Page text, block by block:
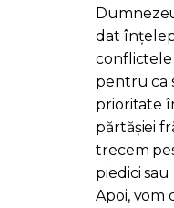
dat
conflictele
pentru ca
prioritate
părtășiei
trecem
piedici
Apoi, vom